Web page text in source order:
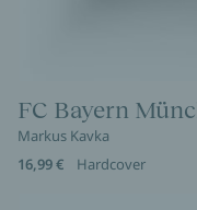
FC Bayern
Markus Kavka
16,99 €
Hardcover